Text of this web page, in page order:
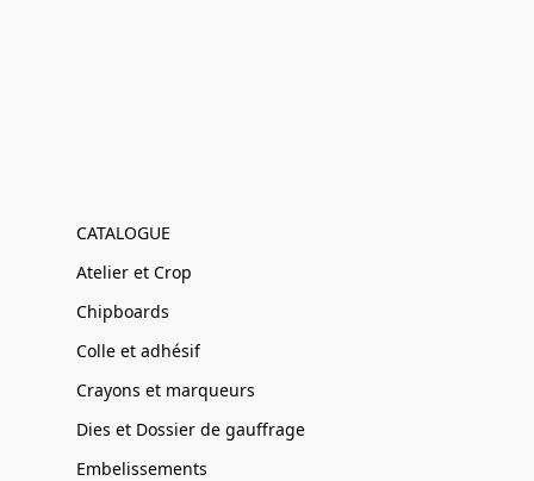
CATALOGUE
Atelier et Crop
Chipboards
Colle et adhésif
Crayons et marqueurs
Dies et Dossier de gauffrage
Embelissements